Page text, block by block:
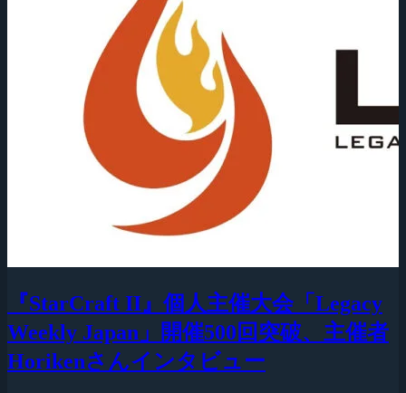
『StarCraft II』個人主催大会「Legacy
Weekly Japan」開催500回突破、主催者
Horikenさんインタビュー